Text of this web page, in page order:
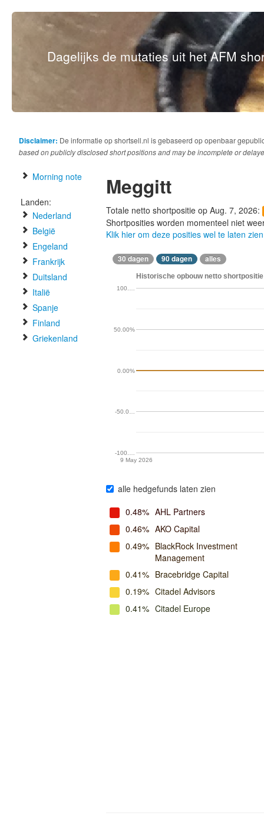
Dagelijks de mutaties uit het AFM
Disclaimer: De informatie op shortsell.nl is gebaseerd op openbaar
based on publicly disclosed short positions and may be incomplete or
Morning note
Landen:
Nederland
België
Engeland
Frankrijk
Duitsland
Italië
Spanje
Finland
Griekenland
Meggitt
Totale netto shortpositie op Aug. 7, 2026:
Shortposities worden momenteel niet
Klik hier om deze posities wel te laten zien
30 dagen 90 dagen alles
Historische opbouw netto
9 May 2026
-100.…
-50.0…
0.00%
50.00%
100.…
alle hedgefunds laten zien
0.48% AHL Partners
0.46% AKO Capital
0.49% BlackRock Investment
Management
0.41% Bracebridge Capital
0.19% Citadel Advisors
0.41% Citadel Europe